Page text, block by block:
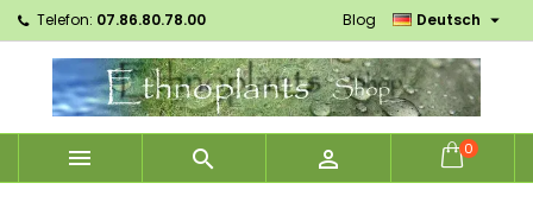
Telefon: 07.86.80.78.00 Deutsch 
Blog
   0
Mes listes d'envies ×
add_circle_outline Créer une nouvelle liste
Wunschliste erstellen ×
Name der Wunschliste
Anmelden ×
Sie müssen angemeldet sein, um Artikel Ihrer
Wunschliste hinzufügen zu können.